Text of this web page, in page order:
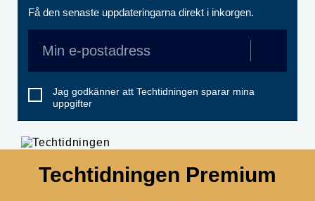
Få den senaste uppdateringarna direkt i inkorgen.
Jag godkänner att Techtidningen sparar mina
uppgifter
Techtidningen Premium